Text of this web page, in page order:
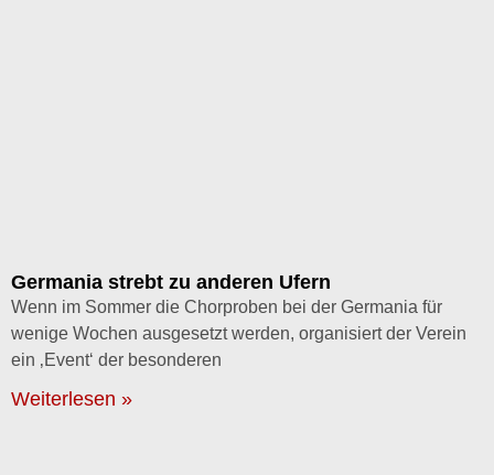
Germania strebt zu anderen Ufern
Wenn im Sommer die Chorproben bei der Germania für
wenige Wochen ausgesetzt werden, organisiert der Verein
ein ‚Event‘ der besonderen
Weiterlesen »